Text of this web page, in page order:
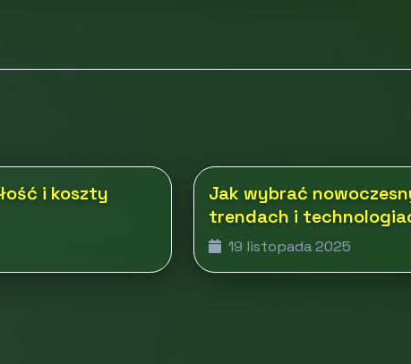
i koszty
Jak wybrać
trendach i
19 listopada 2025